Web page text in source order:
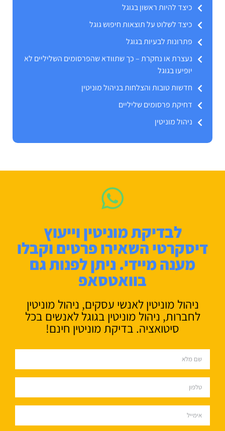
כיצד להיות ראשון בגוגל
כיצד לשלוט על תוצאות חיפוש גוגל
פתרונות לבעיות בגוגל
נעצרת או נחקרת – כך שתוודא שהפרסומים השליליים לא
יופיעו בגוגל
חדשות טובות והצלחות בניהול מוניטין
דחיקת פרסומים שליליים
ניהול מוניטין
לבדיקת מוניטין וייעוץ
דיסקרטי השאירו פרטים וקבלו
מענה מיידי. ניתן לפנות גם
בוואטסאפ
ניהול מוניטין לאנשי עסקים, ניהול מוניטין
לחברות, ניהול מוניטין בגוגל לאנשים בכל
סיטואציה. בדיקת מוניטין חינם!